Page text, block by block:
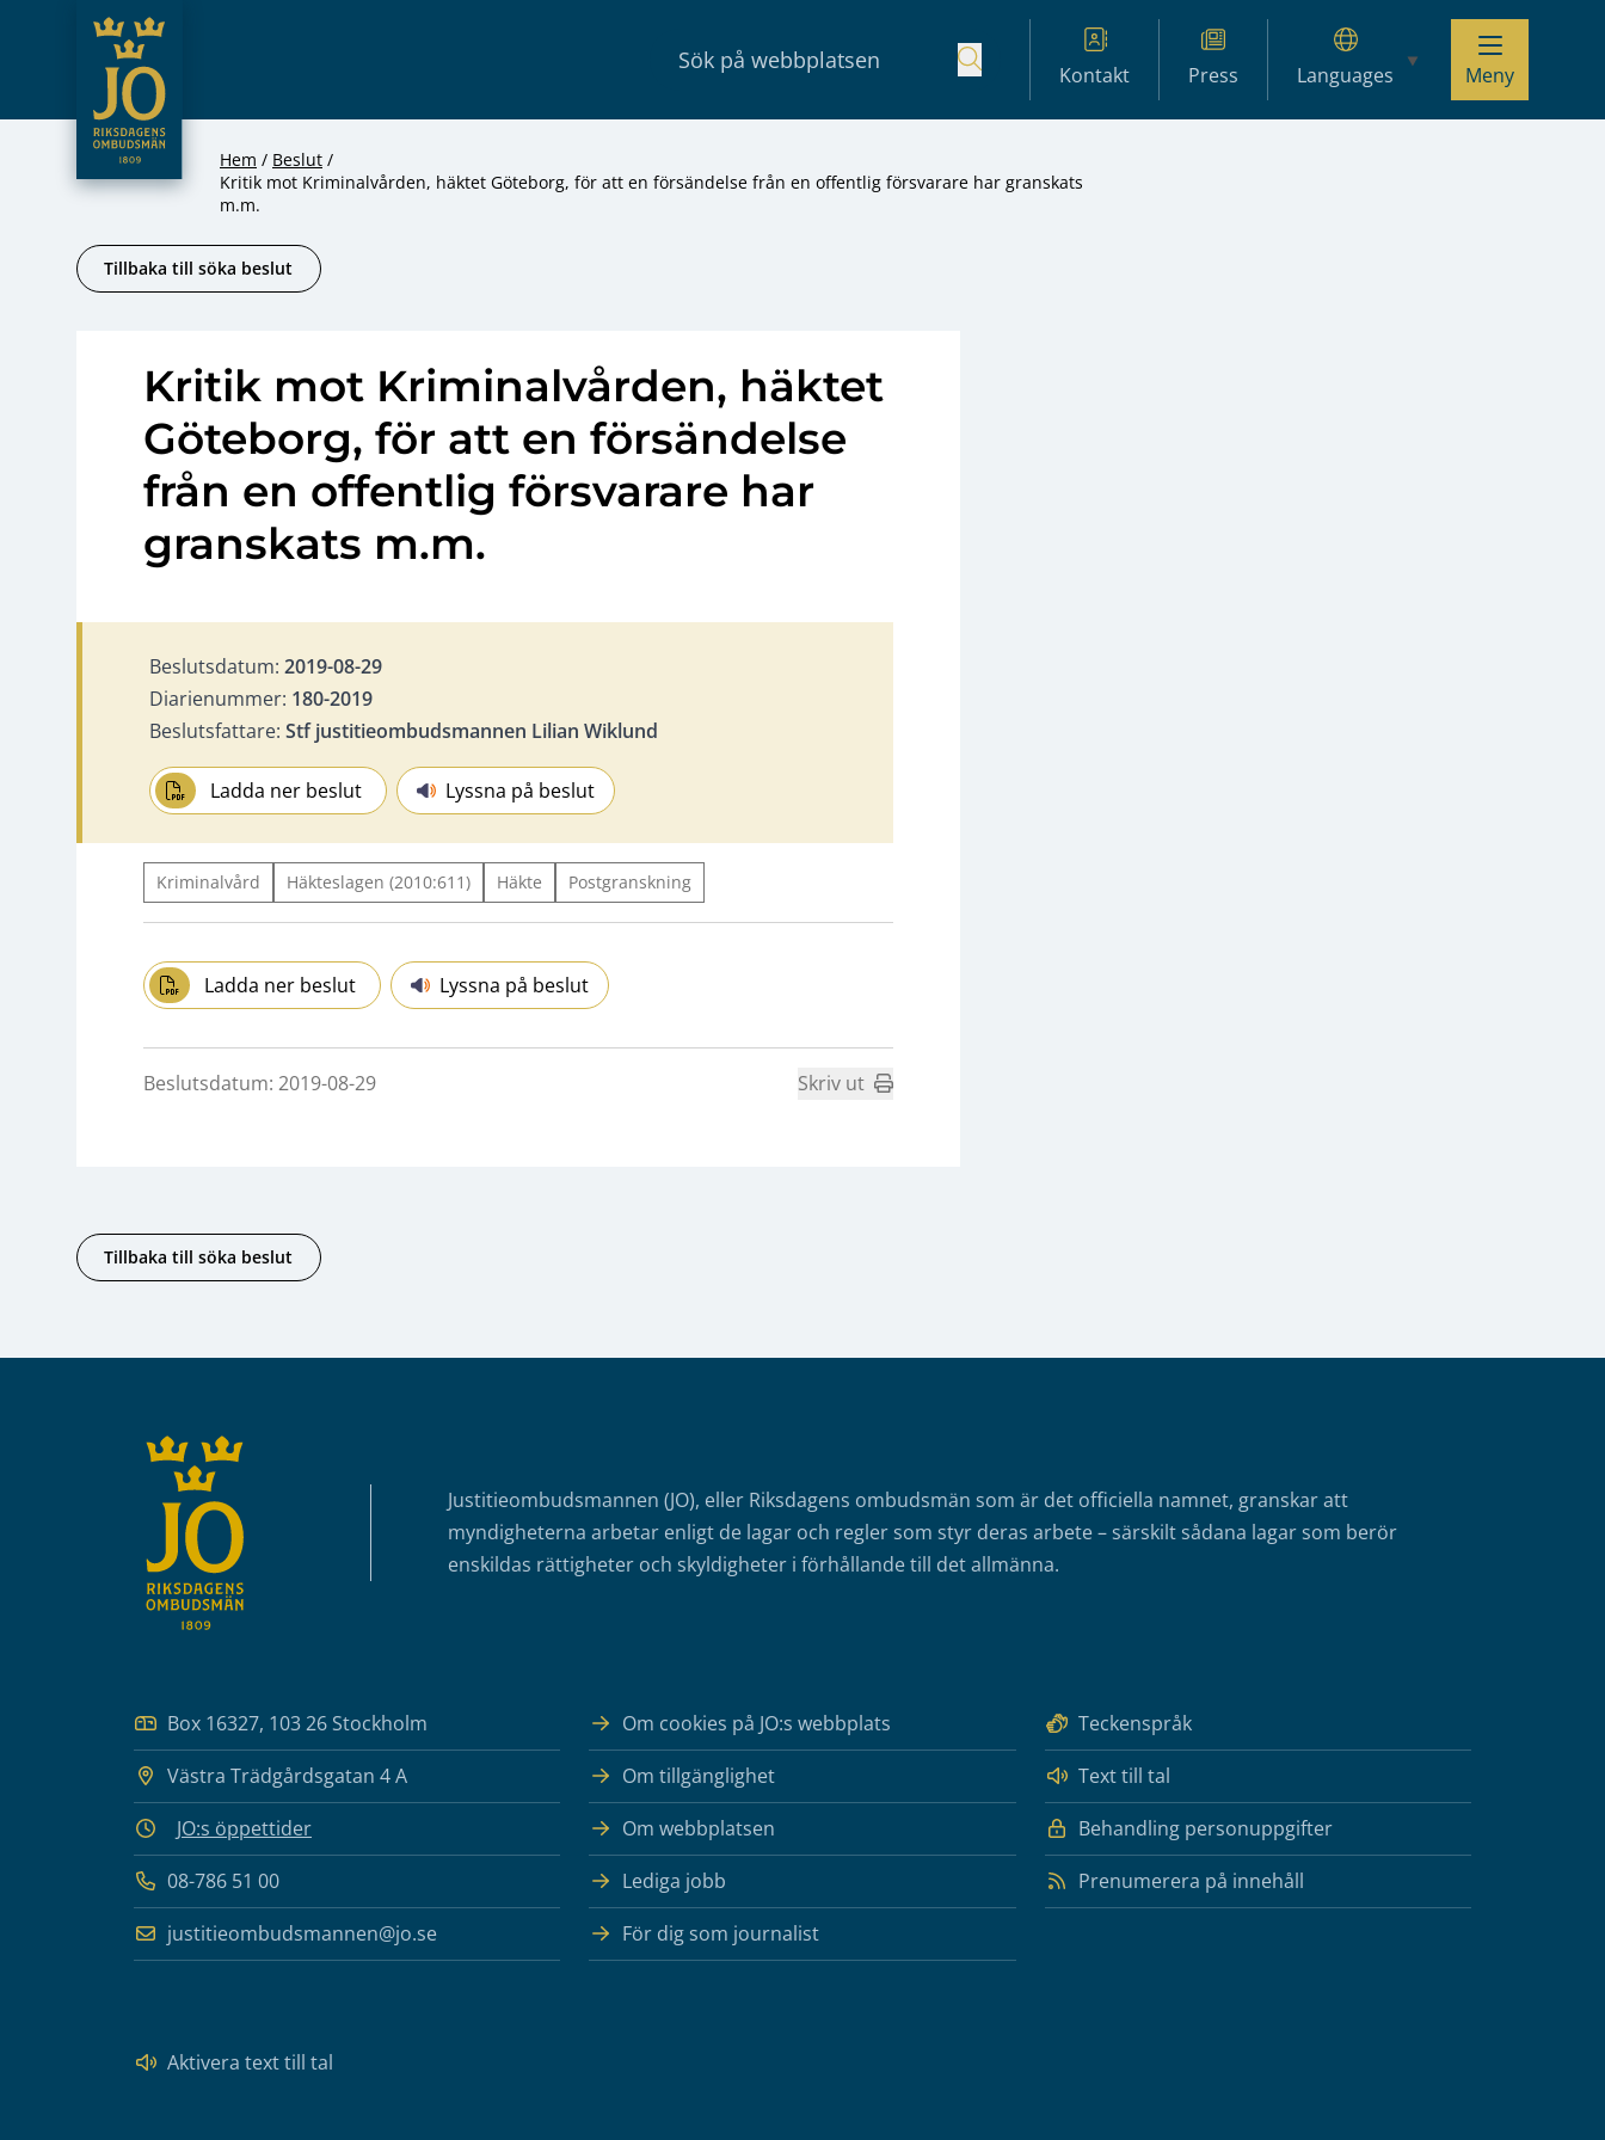
Hoppa till innehåll
JO – Riksdagens Ombudsmän
Kontakt Press Languages Meny
Hem
Beslut
Kritik mot Kriminalvården, häktet Göteborg, för att en försändelse från en offentlig försvarare har granskats
m.m.
Tillbaka till söka beslut
Kritik mot Kriminalvården, häktet
Göteborg, för att en försändelse
från en offentlig försvarare har
granskats m.m.
Beslutsdatum: 2019-08-29
Diarienummer: 180-2019
Beslutsfattare: Stf justitieombudsmannen Lilian Wiklund
Ladda ner beslut Lyssna på beslut
Kriminalvård Häkteslagen (2010:611) Häkte Postgranskning
Ladda ner beslut Lyssna på beslut
Beslutsdatum: 2019-08-29 Skriv ut
Tillbaka till söka beslut
Justitieombudsmannen (JO), eller Riksdagens ombudsmän som är det officiella namnet, granskar att
myndigheterna arbetar enligt de lagar och regler som styr deras arbete – särskilt sådana lagar som berör
enskildas rättigheter och skyldigheter i förhållande till det allmänna.
Box 16327, 103 26 Stockholm
Västra Trädgårdsgatan 4 A
JO:s öppettider
08-786 51 00
justitieombudsmannen@jo.se
Om cookies på JO:s webbplats
Teckenspråk
Om tillgänglighet
Text till tal
Om webbplatsen
Behandling personuppgifter
Lediga jobb
Prenumerera på innehåll
För dig som journalist
Aktivera text till tal